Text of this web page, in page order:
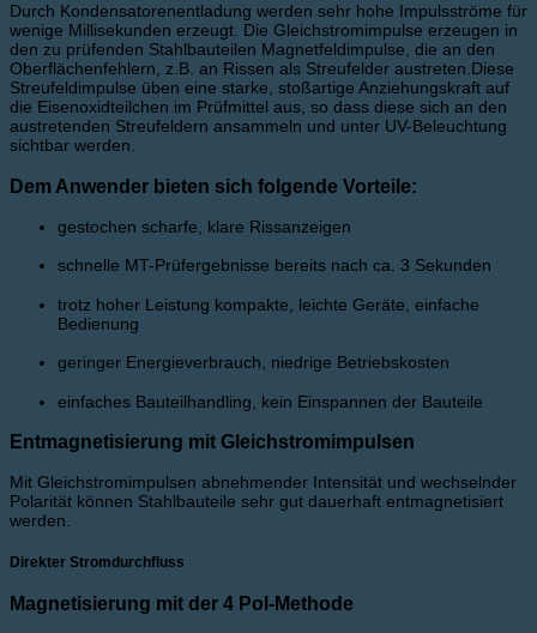
Durch Kondensatorenentladung werden sehr hohe Impulsströme für
wenige Millisekunden erzeugt. Die Gleichstromimpulse erzeugen in
den zu prüfenden Stahlbauteilen Magnetfeldimpulse, die an den
Oberflächenfehlern, z.B. an Rissen als Streufelder austreten.Diese
Streufeldimpulse üben eine starke, stoßartige Anziehungskraft auf
die Eisenoxidteilchen im Prüfmittel aus, so dass diese sich an den
austretenden Streufeldern ansammeln und unter UV-Beleuchtung
sichtbar werden.
Dem Anwender bieten sich folgende Vorteile:
gestochen scharfe, klare Rissanzeigen
schnelle MT-Prüfergebnisse bereits nach ca. 3 Sekunden
trotz hoher Leistung kompakte, leichte Geräte, einfache
Bedienung
geringer Energieverbrauch, niedrige Betriebskosten
einfaches Bauteilhandling, kein Einspannen der Bauteile
Entmagnetisierung mit Gleichstromimpulsen
Mit Gleichstromimpulsen abnehmender Intensität und wechselnder
Polarität können Stahlbauteile sehr gut dauerhaft entmagnetisiert
werden.
Direkter Stromdurchfluss
Magnetisierung mit der 4 Pol-Methode